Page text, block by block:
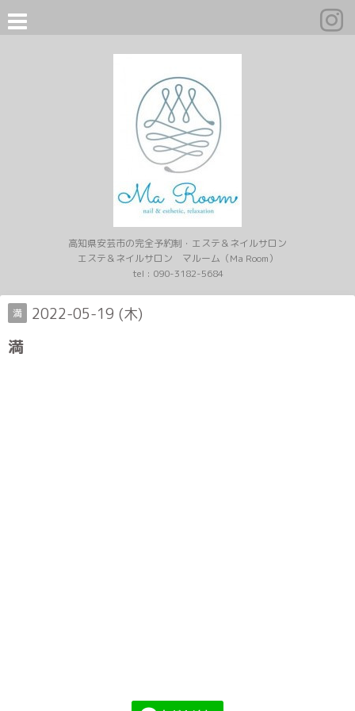
高知県安芸市の完全予約制・エステ＆ネイルサロン
エステ＆ネイルサロン マルーム（Ma Room）
tel : 090-3182-5684
満 2022-05-19 (木)
満